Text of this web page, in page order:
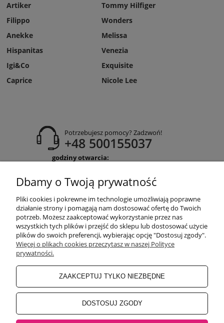
Artiker
Filippo
Tommy Hilfiger
Wonders
Anekke
Hispanitas
Igi&Co
Caprice
Melissa
Venezia
Exquisite
Nicole Lee
Potrzebujesz pomocy? Zadzwoń!
+48 500155037
godziny otwarcia:
obuwiehigo@gmail.com
WARUNKI ZAKUPÓW
MOJE KONTO
BEZPIECZNE PŁATNOŚCI
Dbamy o Twoją prywatność
Pliki cookies i pokrewne im technologie umożliwiają poprawne
działanie strony i pomagają nam dostosować ofertę do Twoich
potrzeb. Możesz zaakceptować wykorzystanie przez nas
wszystkich tych plików i przejść do sklepu lub dostosować użycie
plików do swoich preferencji, wybierając opcję "Dostosuj zgody".
Więcej o plikach cookies przeczytasz w naszej Polityce
prywatności.
ZAAKCEPTUJ TYLKO NIEZBĘDNE
DOSTOSUJ ZGODY